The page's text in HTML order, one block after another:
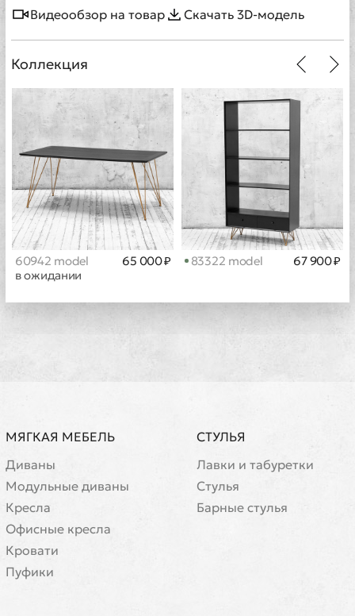
Видеообзор на товар Скачать 3D-модель
Коллекция
60942 model
в ожидании
65 000 ₽ 83322 model 67 900 ₽
МЯГКАЯ МЕБЕЛЬ
Диваны
Модульные диваны
Кресла
Офисные кресла
Кровати
Пуфики
СТУЛЬЯ
Лавки и табуретки
Стулья
Барные стулья